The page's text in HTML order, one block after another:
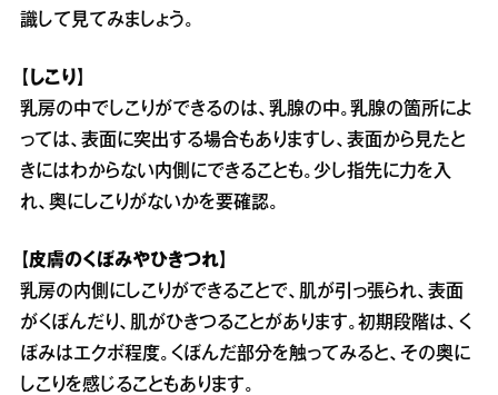
識して見てみましょう。
【しこり】
乳房の中でしこりができるのは、乳腺の中。乳腺の箇所によ
っては、表面に突出する場合もありますし、表面から見たと
きにはわからない内側にできることも。少し指先に力を入
れ、奥にしこりがないかを要確認。
【皮膚のくぼみやひきつれ】
乳房の内側にしこりができることで、肌が引っ張られ、表面
がくぼんだり、肌がひきつることがあります。初期段階は、く
ぼみはエクボ程度。くぼんだ部分を触ってみると、その奥に
しこりを感じることもあります。